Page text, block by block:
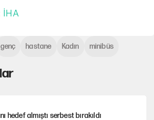
İHA
hedef almıştı serbest bırakıldı
genç hastane Kadın minibüs